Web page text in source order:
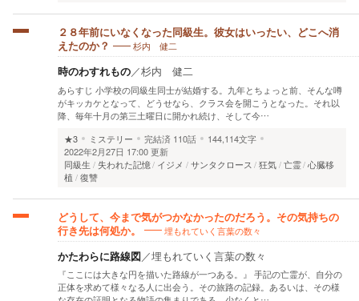
２８年前にいなくなった同級生。彼女はいったい、どこへ消
えたのか？
杉内 健二
時のわすれもの／杉内 健二
あらすじ 小学校の同級生同士が結婚する。九年とちょっと前、そんな噂
がキッカケとなって、どうせなら、クラス会を開こうとなった。それ以
降、毎年十月の第三土曜日に開かれ続け、そして今…
★3
ミステリー 完結済 110話
144,114文字
2022年2月27日 17:00 更新
同級生
失われた記憶 イジメ サンタクロース 狂気 亡霊 心臓移
植
復讐
どうして、今まで気がつかなかったのだろう。その気持ちの
行き先は何処か。
埋もれていく言葉の数々
かたわらに路線図／埋もれていく言葉の数々
『ここには大きな円を描いた路線が一つある。』 手記の亡霊が、自分の
正体を求めて様々なる人に出会う。その旅路の記録。あるいは、その様